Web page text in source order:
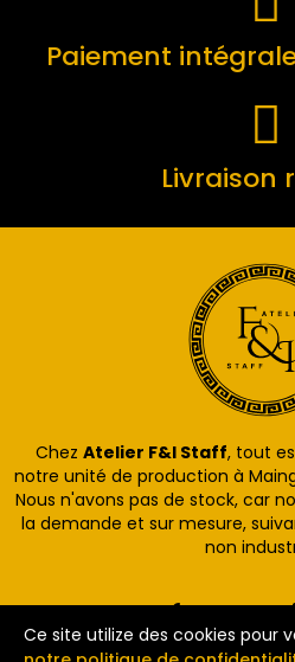
Paiement
Livraison
Chez Atelier F&I Staff, tout
notre unité de production à
Nous n'avons pas de stock, car
la demande et sur mesure,
non
Ce site utilize des cookies pour